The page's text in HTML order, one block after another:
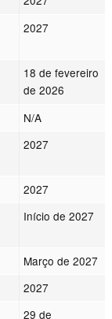
2027
18 de fevereiro
de 2026
N/A
2027
2027
Início de 2027
Março de 2027
2027
29 de